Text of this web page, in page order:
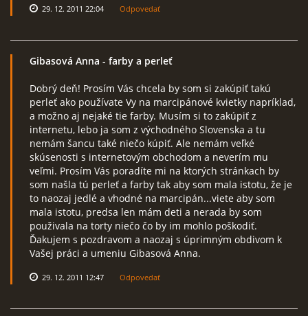
29. 12. 2011 22:04 Odpovedať
Gibasová Anna - farby a perleť
Dobrý deň! Prosím Vás chcela by som si zakúpiť takú
perleť ako používate Vy na marcipánové kvietky napríklad,
a možno aj nejaké tie farby. Musím si to zakúpiť z
internetu, lebo ja som z východného Slovenska a tu
nemám šancu také niečo kúpiť. Ale nemám veľké
skúsenosti s internetovým obchodom a neverím mu
veľmi. Prosím Vás poradíte mi na ktorých stránkach by
som našla tú perleť a farby tak aby som mala istotu, že je
to naozaj jedlé a vhodné na marcipán...viete aby som
mala istotu, predsa len mám deti a nerada by som
použivala na torty niečo čo by im mohlo poškodiť.
Ďakujem s pozdravom a naozaj s úprimným obdivom k
Vašej práci a umeniu Gibasová Anna.
29. 12. 2011 12:47 Odpovedať